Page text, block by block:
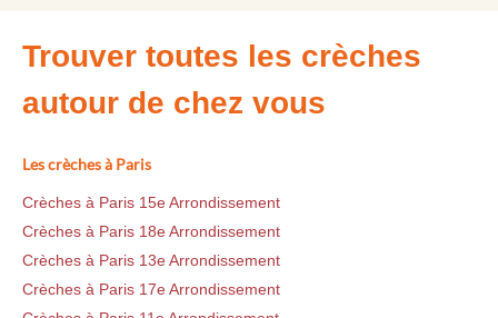
Trouver toutes les crèches
autour de chez vous
Les crèches à Paris
Crèches à Paris 15e Arrondissement
Crèches à Paris 18e Arrondissement
Crèches à Paris 13e Arrondissement
Crèches à Paris 17e Arrondissement